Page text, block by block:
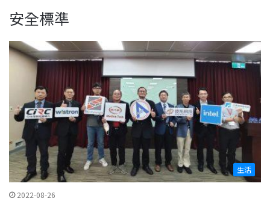
安全標準
生活
2022-08-26